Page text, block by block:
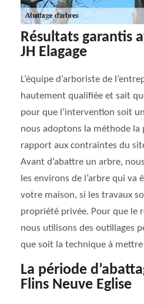
Résultats garantis
JH Elagage
L’équipe d’arboriste de
hautement qualifiée et sait
pour que l’intervention soit
nous adoptons la méthode la
rapport aux contraintes du
Avant d’abattre un arbre,
les environs de l’arbre qui va
votre maison, si les travaux
propriété privée. Pour que le
nous utilisons des outillages
que soit la technique à
La période
Flins Neuve Eglise